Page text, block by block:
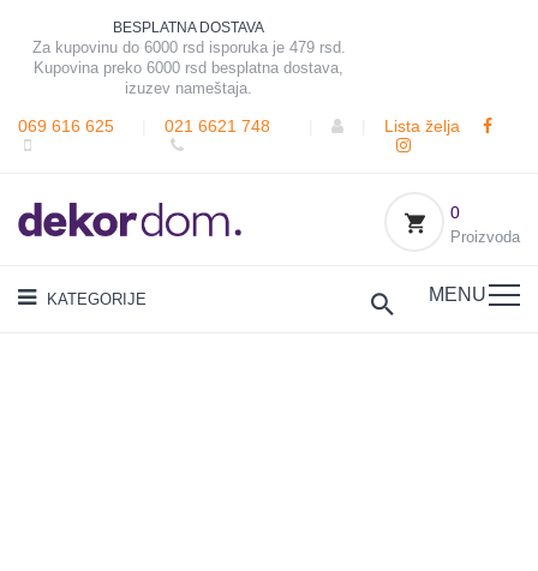
BESPLATNA DOSTAVA
Za kupovinu do 6000 rsd isporuka je 479 rsd.
Kupovina preko 6000 rsd besplatna dostava,
izuzev nameštaja.
069 616 625 021 6621 748 Lista želja
0
Proizvoda
KATEGORIJE MENU